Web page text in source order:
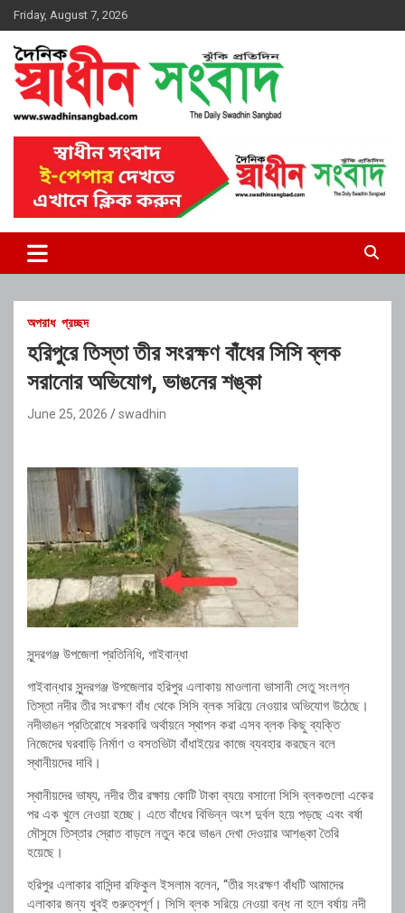
Skip
to
content
Friday, August 7, 2026
দৈনিক স্বাধীন সংবাদ
অপরাধ প্রচ্ছদ
হরিপুরে তিস্তা তীর সংরক্ষণ বাঁধের সিসি ব্লক
সরানোর অভিযোগ, ভাঙনের শঙ্কা
June 25, 2026 swadhin
সুন্দরগঞ্জ উপজেলা প্রতিনিধি, গাইবান্ধা
গাইবান্ধার সুন্দরগঞ্জ উপজেলার হরিপুর এলাকায় মাওলানা ভাসানী সেতু সংলগ্ন
তিস্তা নদীর তীর সংরক্ষণ বাঁধ থেকে সিসি ব্লক সরিয়ে নেওয়ার অভিযোগ উঠেছে।
নদীভাঙন প্রতিরোধে সরকারি অর্থায়নে স্থাপন করা এসব ব্লক কিছু ব্যক্তি
নিজেদের ঘরবাড়ি নির্মাণ ও বসতভিটা বাঁধাইয়ের কাজে ব্যবহার করছেন বলে
স্থানীয়দের দাবি।
স্থানীয়দের ভাষ্য, নদীর তীর রক্ষায় কোটি টাকা ব্যয়ে বসানো সিসি ব্লকগুলো একের
পর এক খুলে নেওয়া হচ্ছে। এতে বাঁধের বিভিন্ন অংশ দুর্বল হয়ে পড়ছে এবং বর্ষা
মৌসুমে তিস্তার স্রোত বাড়লে নতুন করে ভাঙন দেখা দেওয়ার আশঙ্কা তৈরি
হয়েছে।
হরিপুর এলাকার বাসিন্দা রফিকুল ইসলাম বলেন, “তীর সংরক্ষণ বাঁধটি আমাদের
এলাকার জন্য খুবই গুরুত্বপূর্ণ। সিসি ব্লক সরিয়ে নেওয়া বন্ধ না হলে বর্ষায় নদী